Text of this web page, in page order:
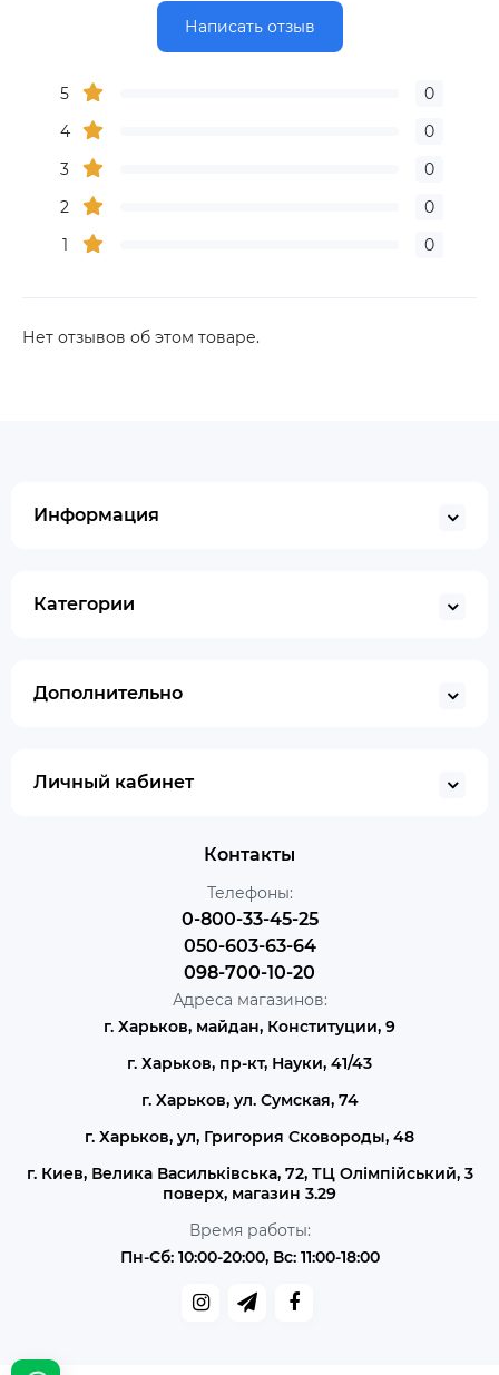
Написать отзыв
5
0
4
0
3
0
2
0
1
0
Нет отзывов об этом товаре.
Информация
Категории
Дополнительно
Личный кабинет
Контакты
Телефоны:
0-800-33-45-25
050-603-63-64
098-700-10-20
Адреса магазинов:
г. Харьков, майдан, Конституции, 9
г. Харьков, пр-кт, Науки, 41/43
г. Харьков, ул. Сумская, 74
г. Харьков, ул, Григория Сковороды, 48
г. Киев, Велика Васильківська, 72, ТЦ Олімпійський, 3
поверх, магазин 3.29
Время работы:
Пн-Сб: 10:00-20:00, Вс: 11:00-18:00